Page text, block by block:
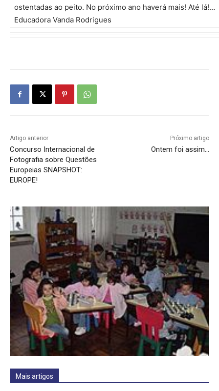
ostentadas ao peito. No próximo ano haverá mais! Até lá!…
Educadora Vanda Rodrigues
Artigo anterior
Concurso Internacional de
Fotografia sobre Questões
Europeias SNAPSHOT:
EUROPE!
Próximo artigo
Ontem foi assim…
Mais artigos